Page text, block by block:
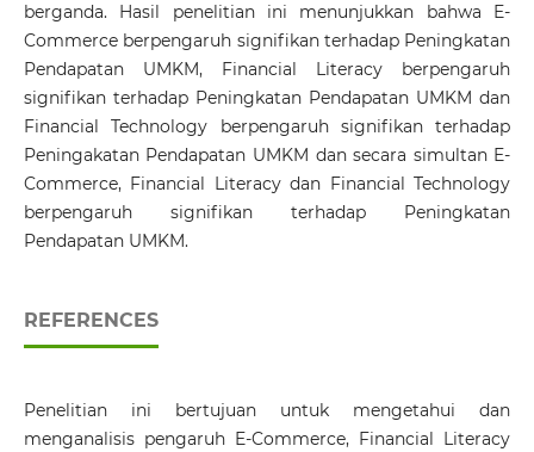
berganda. Hasil penelitian ini menunjukkan bahwa E-
Commerce berpengaruh signifikan terhadap Peningkatan
Pendapatan UMKM, Financial Literacy berpengaruh
signifikan terhadap Peningkatan Pendapatan UMKM dan
Financial Technology berpengaruh signifikan terhadap
Peningakatan Pendapatan UMKM dan secara simultan E-
Commerce, Financial Literacy dan Financial Technology
berpengaruh signifikan terhadap Peningkatan
Pendapatan UMKM.
REFERENCES
Penelitian ini bertujuan untuk mengetahui dan
menganalisis pengaruh E-Commerce, Financial Literacy